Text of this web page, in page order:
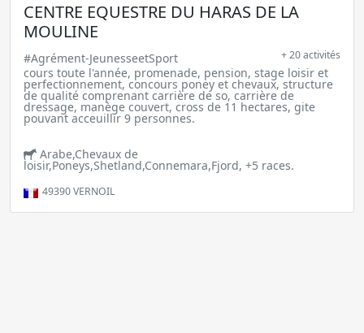
CENTRE EQUESTRE DU HARAS DE LA
MOULINE
#Agrément-JeunesseetSport + 20 activités
cours toute l'année, promenade, pension, stage loisir et
perfectionnement, concours poney et chevaux, structure
de qualité comprenant carrière de so, carrière de
dressage, manège couvert, cross de 11 hectares, gite
pouvant acceuillir 9 personnes.
Arabe,Chevaux de
loisir,Poneys,Shetland,Connemara,Fjord, +5 races.
49390VERNOIL